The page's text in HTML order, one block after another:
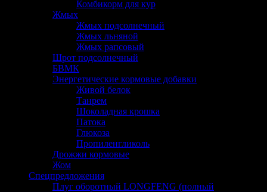
Комбикорм для кур
Жмых
Жмых подсолнечный
Жмых льняной
Жмых рапсовый
Шрот подсолнечный
БВМК
Энергетические кормовые добавки
Живой белок
Танрем
Шоколадная крошка
Патока
Глюкоза
Пропиленгликоль
Дрожжи кормовые
Жом
Спецпредложения
Плуг оборотный LONGFENG (полный